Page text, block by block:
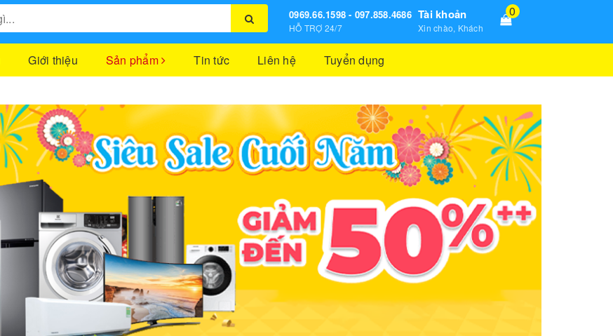
0969.66.1598 - 097.858.4686
HỖ TRỢ 24/7
Tài khoản
Xin chào, Khách
0
Giới thiệu Sản phẩm Tin tức Liên hệ Tuyển dụng